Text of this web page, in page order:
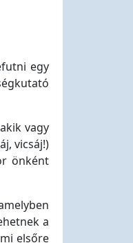
egy
vagy
vicsáj!)
önként
a
elsőre